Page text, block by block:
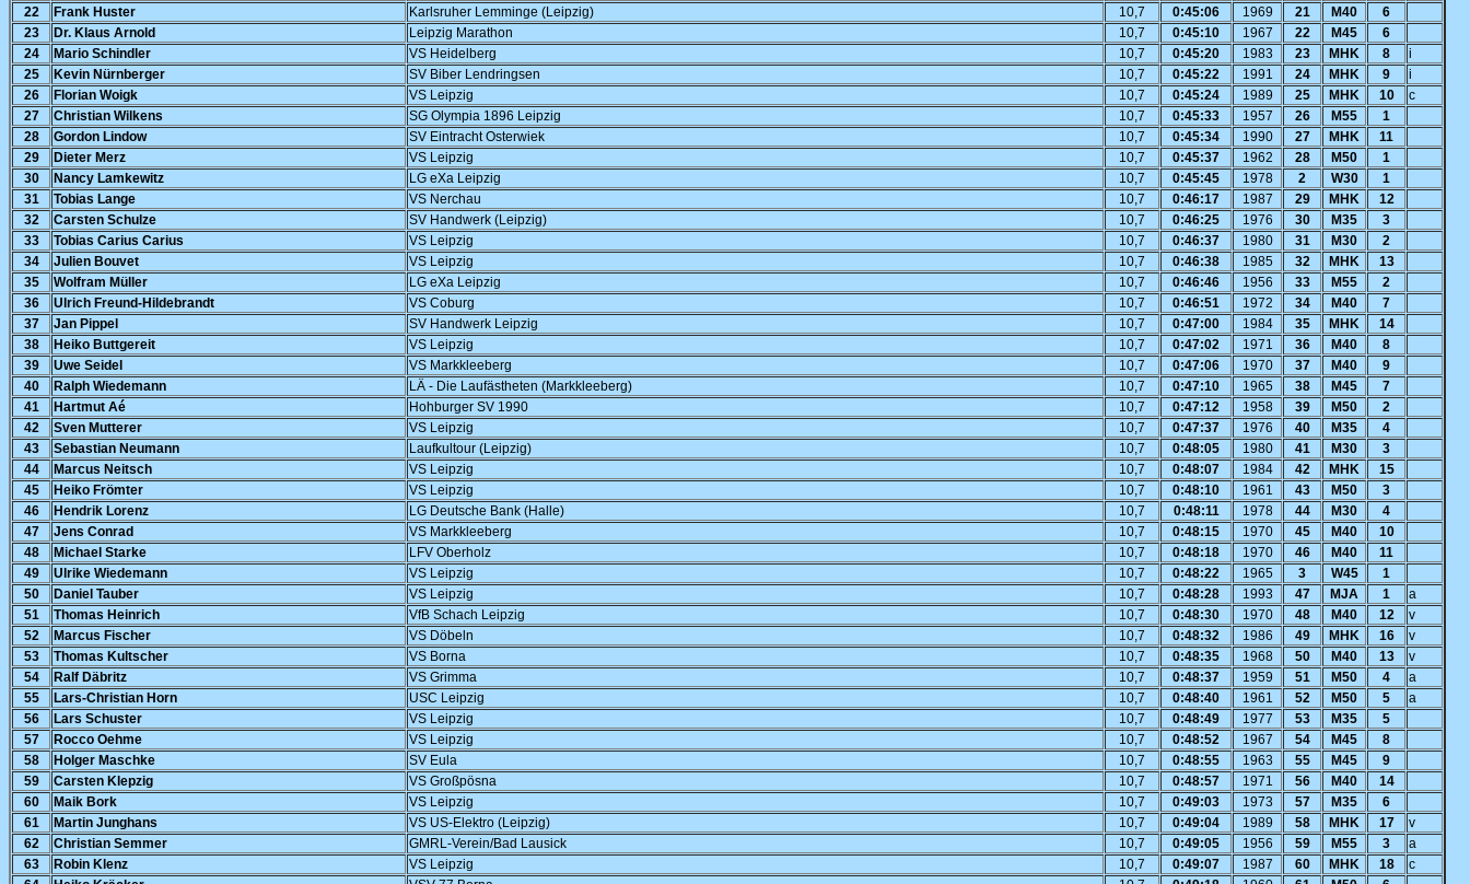
22
Frank Huster Karlsruher Lemminge (Leipzig) 10,7 0:45:06 1969 21 M40
6
23
Dr. Klaus Arnold Leipzig Marathon 10,7 0:45:10 1967 22 M45
6
24
Mario Schindler VS Heidelberg 10,7 0:45:20 1983 23 MHK 8
i
25
Kevin Nürnberger SV Biber Lendringsen 10,7 0:45:22 1991 24 MHK 9
i
26
Florian Woigk VS Leipzig 10,7 0:45:24 1989 25 MHK 10
c
27
Christian Wilkens SG Olympia 1896 Leipzig 10,7 0:45:33 1957 26 M55
1
28
Gordon Lindow SV Eintracht Osterwiek 10,7 0:45:34 1990 27 MHK
11
29
Dieter Merz VS Leipzig 10,7 0:45:37 1962 28 M50
1
30
Nancy Lamkewitz LG eXa Leipzig 10,7 0:45:45 1978 2 W30
1
31
Tobias Lange VS Nerchau 10,7 0:46:17 1987 29 MHK
12
32
Carsten Schulze SV Handwerk (Leipzig) 10,7 0:46:25 1976 30 M35
3
33
Tobias Carius Carius VS Leipzig 10,7 0:46:37 1980 31 M30
2
34
Julien Bouvet VS Leipzig 10,7 0:46:38 1985 32 MHK
13
35
Wolfram Müller LG eXa Leipzig 10,7 0:46:46 1956 33 M55
2
36
Ulrich Freund-Hildebrandt VS Coburg 10,7 0:46:51 1972 34 M40
7
37
Jan Pippel SV Handwerk Leipzig 10,7 0:47:00 1984 35 MHK
14
38
Heiko Buttgereit VS Leipzig 10,7 0:47:02 1971 36 M40
8
39
Uwe Seidel VS Markkleeberg 10,7 0:47:06 1970 37 M40
9
40
Ralph Wiedemann LÄ - Die Laufästheten (Markkleeberg) 10,7 0:47:10 1965 38 M45
7
41
Hartmut Aé Hohburger SV 1990 10,7 0:47:12 1958 39 M50
2
42
Sven Mutterer VS Leipzig 10,7 0:47:37 1976 40 M35
4
43
Sebastian Neumann Laufkultour (Leipzig) 10,7 0:48:05 1980 41 M30
3
44
Marcus Neitsch VS Leipzig 10,7 0:48:07 1984 42 MHK
15
45
Heiko Frömter VS Leipzig 10,7 0:48:10 1961 43 M50
3
46
Hendrik Lorenz LG Deutsche Bank (Halle) 10,7 0:48:11 1978 44 M30
4
47
Jens Conrad VS Markkleeberg 10,7 0:48:15 1970 45 M40
10
48
Michael Starke LFV Oberholz 10,7 0:48:18 1970 46 M40
11
49
Ulrike Wiedemann VS Leipzig 10,7 0:48:22 1965 3 W45
1
50
Daniel Tauber VS Leipzig 10,7 0:48:28 1993 47 MJA 1
a
51
Thomas Heinrich VfB Schach Leipzig 10,7 0:48:30 1970 48 M40 12
v
52
Marcus Fischer VS Döbeln 10,7 0:48:32 1986 49 MHK 16
v
53
Thomas Kultscher VS Borna 10,7 0:48:35 1968 50 M40 13
v
54
Ralf Däbritz VS Grimma 10,7 0:48:37 1959 51 M50 4
a
55
Lars-Christian Horn USC Leipzig 10,7 0:48:40 1961 52 M50 5
a
56
Lars Schuster VS Leipzig 10,7 0:48:49 1977 53 M35
5
57
Rocco Oehme VS Leipzig 10,7 0:48:52 1967 54 M45
8
58
Holger Maschke SV Eula 10,7 0:48:55 1963 55 M45
9
59
Carsten Klepzig VS Großpösna 10,7 0:48:57 1971 56 M40
14
60
Maik Bork VS Leipzig 10,7 0:49:03 1973 57 M35
6
61
Martin Junghans VS US-Elektro (Leipzig) 10,7 0:49:04 1989 58 MHK 17
v
62
Christian Semmer GMRL-Verein/Bad Lausick 10,7 0:49:05 1956 59 M55 3
a
63
Robin Klenz VS Leipzig 10,7 0:49:07 1987 60 MHK 18
c